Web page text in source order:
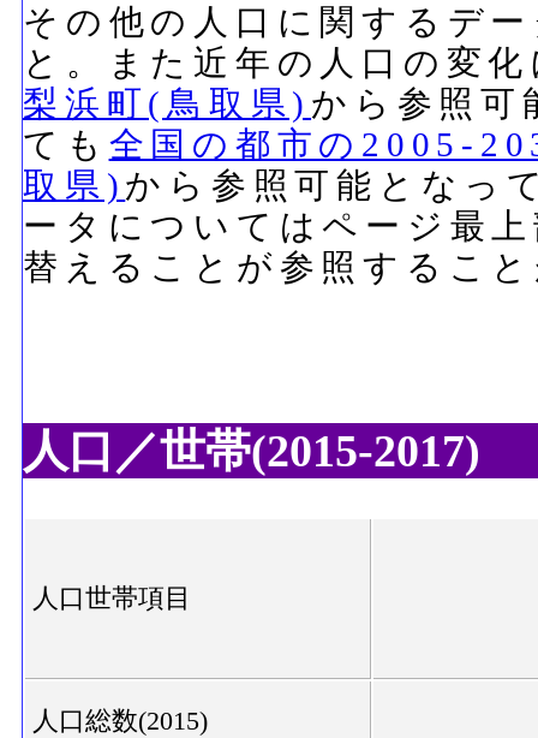
その他の人口に関するデ
と。また近年の人口の変
梨浜町(鳥取県) から参照可
ても 全国の都市の2005-
取県) から参照可能となっ
ータについてはページ最
替えることが参照するこ
人口／世帯(2015-2017)
人口世帯項目
人口総数(2015)